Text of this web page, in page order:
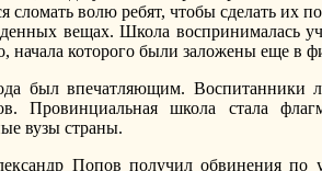
сломать волю ребят, чтобы сделать их
вещах. Школа воспринималась
начала которого были заложены еще в
был впечатляющим. Воспитанники
Провинциальная школа стала
вузы страны.
Попов получил обвинения по